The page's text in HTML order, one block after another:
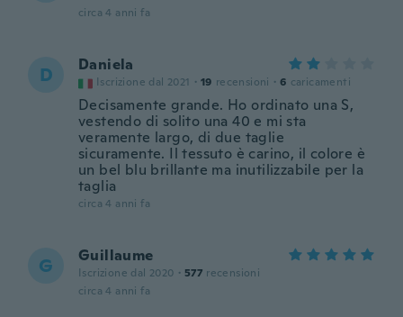
circa 4 anni fa
D Daniela
Iscrizione dal 2021 · 19 recensioni · 6 caricamenti
Decisamente grande. Ho ordinato una S,
vestendo di solito una 40 e mi sta
veramente largo, di due taglie
sicuramente. Il tessuto è carino, il colore è
un bel blu brillante ma inutilizzabile per la
taglia
circa 4 anni fa
G Guillaume
Iscrizione dal 2020 · 577 recensioni
circa 4 anni fa